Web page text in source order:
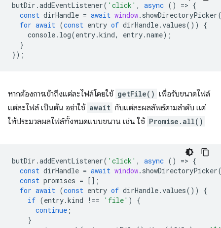
butDir .addEventListener( 'click' , async () => {
const dirHandle = await window. showDirectoryPicker
for await (const entry of dirHandle.values())
{
console. log(entry.kind, entry.name);
}
});
หากต้องการเข้าถึงแต่ละไฟล์โดยใช้ getFile() เพื่อรับขนาดไฟล์
แต่ละไฟล์ เป็นต้น อย่าใช้ await กับแต่ละผลลัพธ์ตามลำดับ แต่
ให้ประมวลผลไฟล์ทั้งหมดแบบขนาน เช่น ใช้ Promise.all()
butDir .addEventListener( 'click' , async () => {
const dirHandle = await window. showDirectoryPicker
const promises = [];
for await (const entry of dirHandle.values())
{
if (entry.kind !== 'file' )
{
continue ;
}